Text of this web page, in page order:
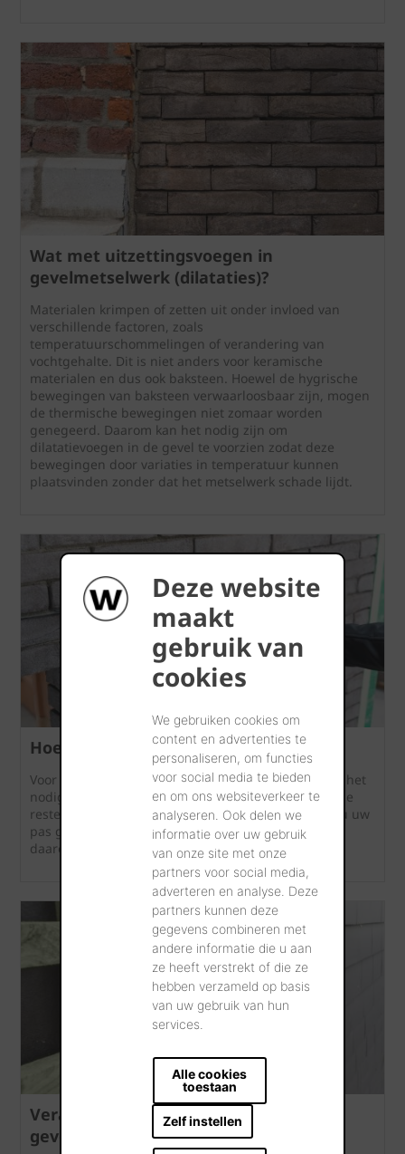
Deze website
maakt
gebruik van
cookies
We gebruiken cookies om
content en advertenties te
personaliseren, om functies
voor social media te bieden
en om ons websiteverkeer te
analyseren. Ook delen we
informatie over uw gebruik
van onze site met onze
partners voor social media,
adverteren en analyse. Deze
partners kunnen deze
gegevens combineren met
andere informatie die u aan
ze heeft verstrekt of die ze
hebben verzameld op basis
van uw gebruik van hun
services.
Alle cookies
toestaan
Zelf instellen
Wat met uitzettingsvoegen in
gevelmetselwerk (dilataties)?
Materialen krimpen of zetten uit onder invloed van
verschillende factoren, zoals
temperatuurschommelingen of verandering van
vochtgehalte. Dit is niet anders voor keramische
materialen en dus ook baksteen. Hoewel de hygrische
bewegingen van baksteen verwaarloosbaar zijn, mogen
de thermische bewegingen niet zomaar worden
genegeerd. Daarom kan het nodig zijn om
dilatatievoegen in de gevel te voorzien zodat deze
bewegingen door variaties in temperatuur kunnen
plaatsvinden zonder dat het metselwerk schade lijdt.
Hoe vers metselwerk reinigen?
Voor de perfecte afwerking van uw nieuwe gevel, is het
nodig om de gevel te reinigen na het metselen en de
resten metselmortel te verwijderen. Let wel op dat u uw
pas gepresteerde metselwerk niet beschadigt. Ga
daarom als volgt te werk ...
Verankering en hulpstukken voor
gevelbekleding in kleipannen